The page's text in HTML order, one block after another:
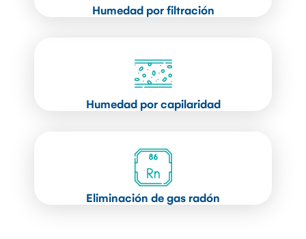
Humedad por filtración
Humedad por capilaridad
Eliminación de gas radón